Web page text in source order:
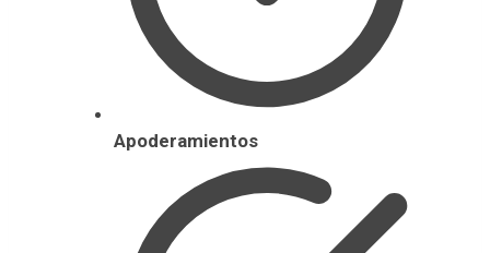
Apoderamientos